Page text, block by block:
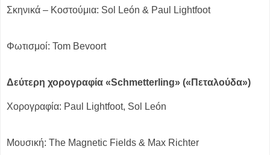
Σκηνικά – Κοστούμια: Sol León & Paul Lightfoot
Φωτισμοί: Tom Bevoort
Δεύτερη χορογραφία «Schmetterling» («Πεταλούδα»)
Χορογραφία: Paul Lightfoot, Sol León
Μουσική: The Magnetic Fields & Max Richter